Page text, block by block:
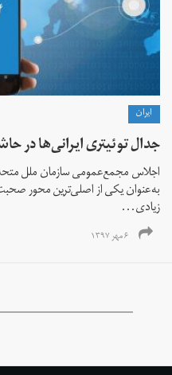
ايران
جدال توئیتری ایرانی‌ها در
اجلاس مجمع‌عمومی سازمان‌ ملل
به‌عنوان یکی از اصلی‌ترین محور
زیادی...
۶ مهر ۱۳۹۷